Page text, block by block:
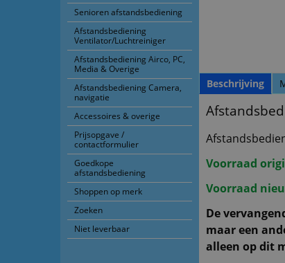
Senioren afstandsbediening
Afstandsbediening
Ventilator/Luchtreiniger
Afstandsbediening Airco, PC,
Media & Overige
Afstandsbediening Camera,
navigatie
Accessoires & overige
Prijsopgave /
contactformulier
Goedkope
afstandsbediening
Shoppen op merk
Zoeken
Niet leverbaar
Beschrijving
Voorraad
Voorraad
De
maar een
alleen op dit